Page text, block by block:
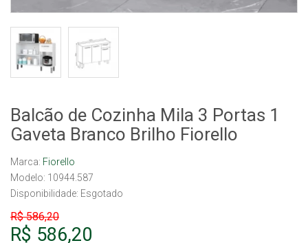
Balcão de Cozinha Mila 3 Portas 1
Gaveta Branco Brilho Fiorello
Marca: Fiorello
Modelo: 10944.587
Disponibilidade: Esgotado
R$ 586,20
R$ 586,20